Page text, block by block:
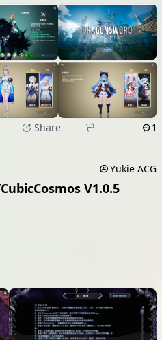
Share 1
Yukie ACG
V1.0.5